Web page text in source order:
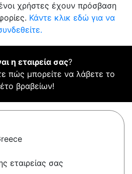
χρήστες έχουν πρόσβαση
Κάντε κλικ εδώ για να
η εταιρεία σας?
πώς μπορείτε να λάβετε το
βραβείων!
εταιρείας σας